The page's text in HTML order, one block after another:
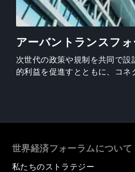
アーバントランスフ
次世代の政策や規制を共同で
的利益を促進すとともに、コネ
世界経済フォーラムについて
私たちのストラテジー